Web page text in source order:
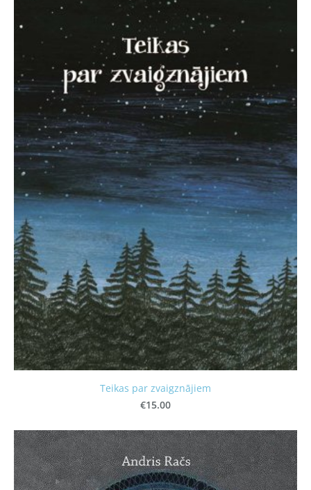
Teikas par zvaigznājiem
€15.00